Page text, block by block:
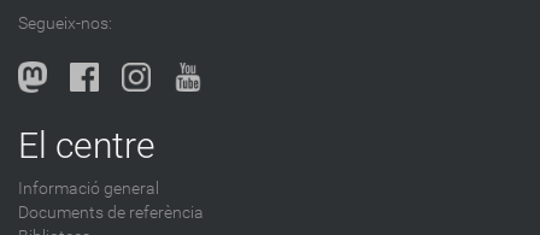
Segueix-nos:
El centre
Informació general
Documents de referència